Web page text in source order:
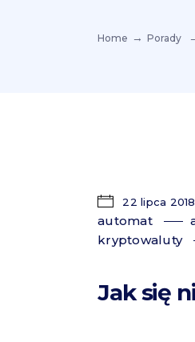
Home Porady
22 lipca 2018
automat
kryptowaluty
Jak się